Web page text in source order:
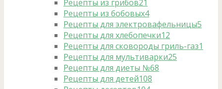
Рецепты из грибов21
Рецепты из бобовых4
Рецепты для электровафельницы5
Рецепты для хлебопечки12
Рецепты для сковороды гриль-газ1
Рецепты для мультиварки25
Рецепты для диеты №68
Рецепты для детей108